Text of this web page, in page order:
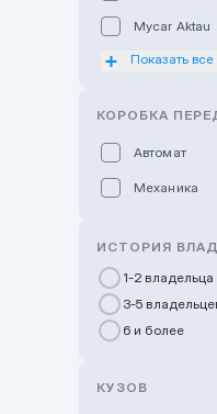
Mycar Aktau
Mycar Uralsk
GWM Nurly
Chery Astana
Показать
КОРОБКА
Автомат
Механика
ИСТОРИЯ
1-2 владельца
3-5
6 и более
КУЗОВ